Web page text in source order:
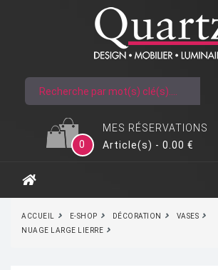
MES RÉSERVATIONS
0
Article(s) - 0.00 €
ACCUEIL E-SHOP DÉCORATION
VASES
NUAGE LARGE LIERRE